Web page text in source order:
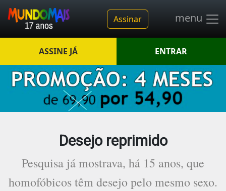
Assinar menu
ASSINE JÁ ENTRAR
Desejo reprimido
Pesquisa já mostrava, há 15 anos, que
homofóbicos têm desejo pelo mesmo sexo.